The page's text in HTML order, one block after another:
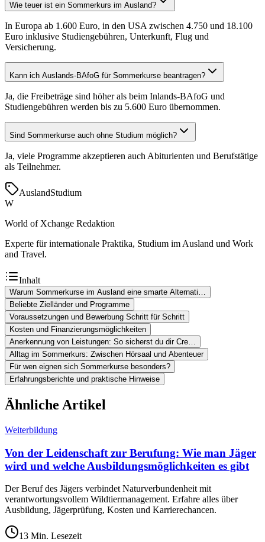
Wie teuer ist ein Sommerkurs im Ausland?
In Europa ab 1.600 Euro, in den USA zwischen 4.750 und 18.100
Euro inklusive Studiengebühren, Unterkunft, Flug und
Versicherung.
Kann ich Auslands-BAfoG für Sommerkurse beantragen?
Ja, die Freibeträge sind höher als beim Inlands-BAfoG und
Studiengebühren werden bis zu 5.600 Euro übernommen.
Sind Sommerkurse auch ohne Studium möglich?
Ja, viele Programme akzeptieren auch Abiturienten und Berufstätige
als Teilnehmer.
AuslandStudium
W
World of Xchange Redaktion
Experte für internationale Praktika, Studium im Ausland und Work
and Travel.
Inhalt
Warum Sommerkurse im Ausland eine smarte Alternati…
Beliebte Zielländer und Programme
Voraussetzungen und Bewerbung Schritt für Schritt
Kosten und Finanzierungsmöglichkeiten
Anerkennung von Leistungen: So sicherst du dir Cre…
Alltag im Sommerkurs: Zwischen Hörsaal und Abenteuer
Für wen eignen sich Sommerkurse besonders?
Erfahrungsberichte und praktische Hinweise
Ähnliche Artikel
Weiterbildung
Von der Leidenschaft zur Berufung: Wie man Jäger
wird und welche Ausbildungsmöglichkeiten es gibt
Der Beruf des Jägers verbindet Naturverbundenheit mit
verantwortungsvollem Wildtiermanagement. Erfahre alles über
Ausbildung, Jägerprüfung, Kosten und Karrierechancen.
13 Min. Lesezeit